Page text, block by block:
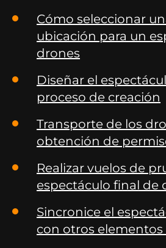
Cómo seleccionar
ubicación para un
drones
Diseñar el
proceso de creación
Transporte de los
obtención de
Realizar vuelos de
espectáculo final de
Sincronice el
con otros elementos